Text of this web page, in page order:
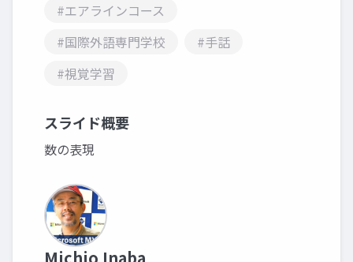
#エアラインコース
#国際外語専門学校
#手話
#視覚学習
スライド概要
数の表現